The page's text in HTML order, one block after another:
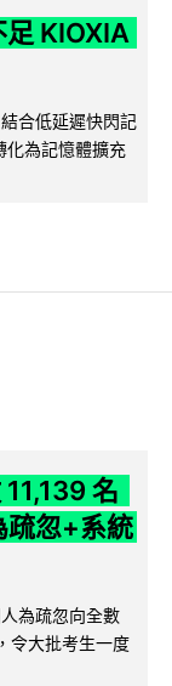
KIOXIA
合低延遲快閃記
化為記憶體擴充
名
疏忽+系統
為疏忽向全數
令大批考生一度